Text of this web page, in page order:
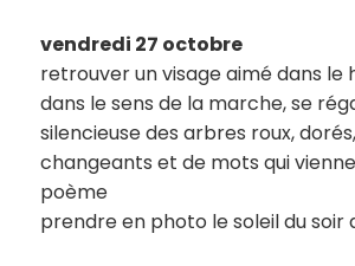
vendredi 27 octobre
retrouver un visage aimé dans le
dans le sens de la marche, se
silencieuse des arbres roux,
changeants et de mots qui
poème
prendre en photo le soleil du soir